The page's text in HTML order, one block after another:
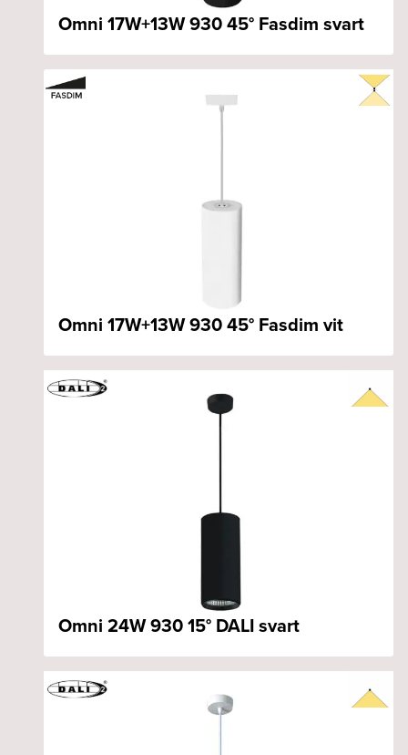
Omni 17W+13W 930 45° Fasdim svart
Omni 17W+13W 930 45° Fasdim vit
Omni 24W 930 15° DALI svart